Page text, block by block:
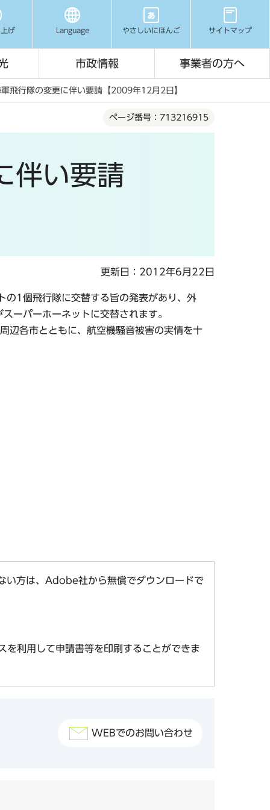
げ Language やさしいにほんご サイトマップ
市政情報 事業者の方へ
飛行隊の変更に伴い要請【2009年12月2日】
ページ番号：713216915
伴い要請
更新日：2012年6月22日
1個飛行隊に交替する旨の発表があり、外
ーパーホーネットに交替されます。
辺各市とともに、航空機騒音被害の実情を十
方は、Adobe社から無償でダウンロードで
を利用して申請書等を印刷することができま
WEBでのお問い合わせ